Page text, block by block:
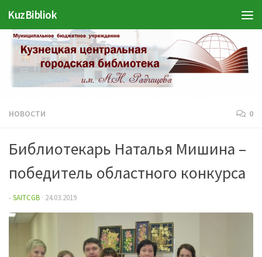
Перейти к содержимому
KuzBibliok
НОВОСТИ 0
Библиотекарь Наталья Мишина –
победитель областного конкурса
-SAITCGB · 24.03.2019